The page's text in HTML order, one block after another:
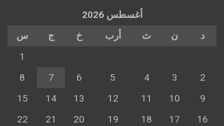
أغسطس 2026
د
ن ث أرب خ ج
س
1
2
3
4
5
6
7
8
9
10
11
12
13
14
15
16
17
18
19
20
21
22